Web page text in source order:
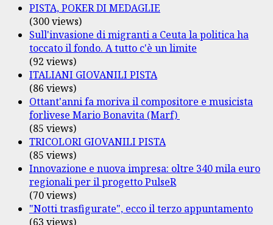
PISTA, POKER DI MEDAGLIE
(300 views)
Sull'invasione di migranti a Ceuta la politica ha
toccato il fondo. A tutto c'è un limite
(92 views)
ITALIANI GIOVANILI PISTA
(86 views)
Ottant'anni fa moriva il compositore e musicista
forlivese Mario Bonavita (Marf)
(85 views)
TRICOLORI GIOVANILI PISTA
(85 views)
Innovazione e nuova impresa: oltre 340 mila euro
regionali per il progetto PulseR
(70 views)
"Notti trasfigurate", ecco il terzo appuntamento
(63 views)